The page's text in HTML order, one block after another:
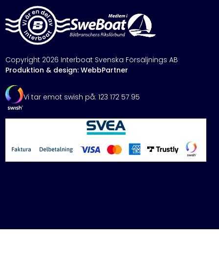
Copyright 2026 Interboat Svenska Försäljnings AB
Produktion & design: WebbPartner
Vi tar emot swish på: 123 172 57 95